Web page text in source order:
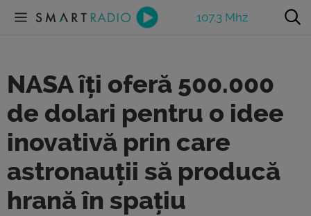
107.3 Mhz
NASA îți oferă 500.000
de dolari pentru o idee
inovativă prin care
astronauții să producă
hrană în spațiu